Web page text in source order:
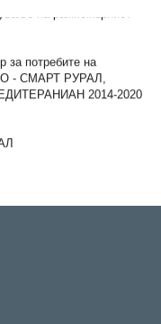
потребите на
- СМАРТ РУРАЛ,
2014-2020
Пелагониските општини
врз животната